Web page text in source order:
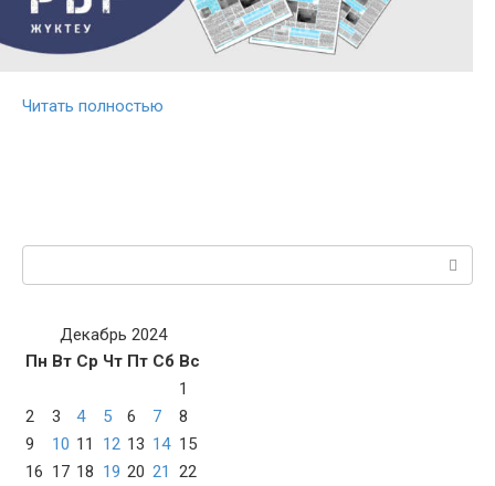
Читать полностью
Поиск:
Декабрь 2024
Пн Вт Ср Чт Пт Сб Вс
1
2
3 4 5 6 7
8
9
10 11 12 13 14 15
16 17 18 19 20 21 22